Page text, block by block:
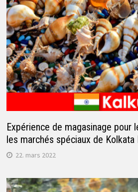
Expérience de magasinage pour
les marchés spéciaux de Kolkata
22. mars 2022